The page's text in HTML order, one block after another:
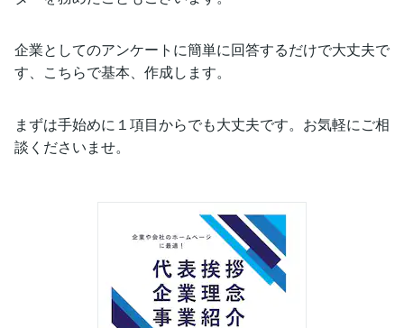
企業としてのアンケートに簡単に回答するだけで大丈夫で
す、こちらで基本、作成します。
まずは手始めに１項目からでも大丈夫です。お気軽にご相
談くださいませ。